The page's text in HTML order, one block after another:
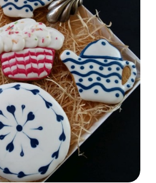
Do koszyka